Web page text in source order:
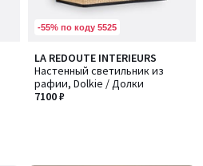
-55% по коду 5525
LA REDOUTE INTERIEURS
Настенный светильник из
рафии, Dolkie / Долки
7100 ₽